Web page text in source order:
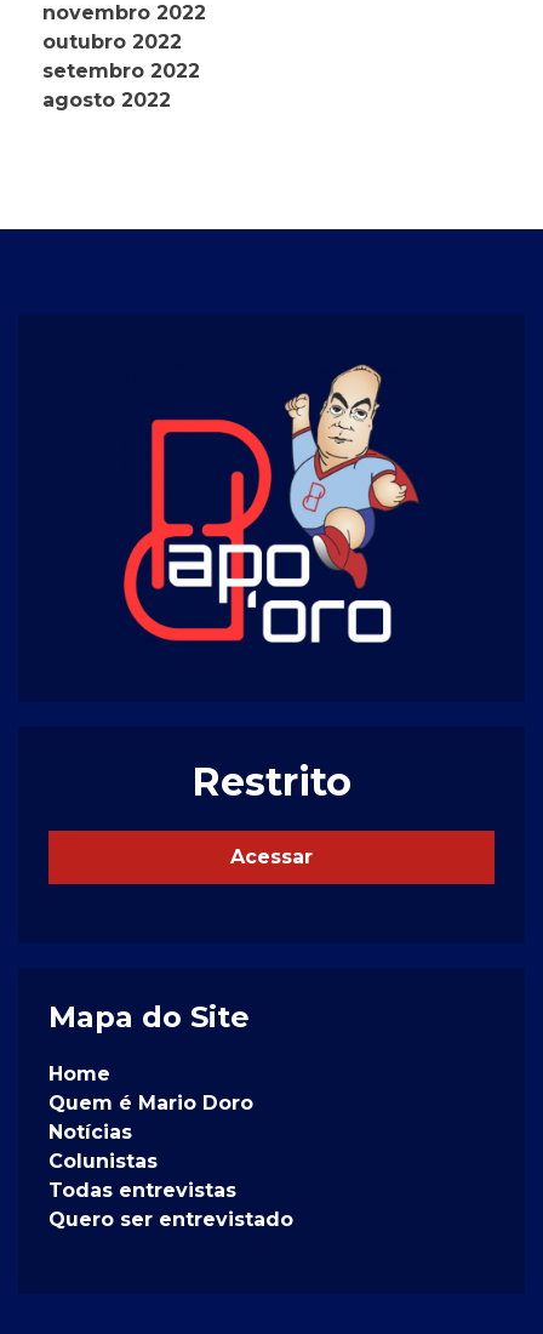
novembro 2022
outubro 2022
setembro 2022
agosto 2022
Restrito
Acessar
Mapa do Site
Home
Quem é Mario Doro
Notícias
Colunistas
Todas entrevistas
Quero ser entrevistado